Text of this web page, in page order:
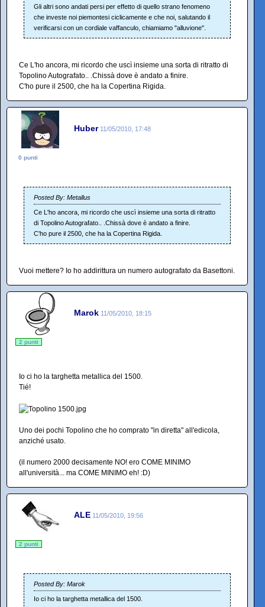
Gli altri sono andati persi per effetto di quello strano fenomeno
che investe noi piemontesi ciclicamente e che noi, salutando il
verificarsi con un cordiale vaffanculo, chiamiamo "alluvione".
Ce L'ho ancora, mi ricordo che uscì insieme una sorta di ritratto di
Topolino Autografato.. .Chissà dove è andato a finire.
C'ho pure il 2500, che ha la Copertina Rigida.
Huber 11/05/2010, 17:48
0 punti
Posted By: Metallus
Ce L'ho ancora, mi ricordo che uscì insieme una sorta di ritratto
di Topolino Autografato.. .Chissà dove è andato a finire.
C'ho pure il 2500, che ha la Copertina Rigida.
Vuoi mettere? Io ho addirittura un numero autografato da Basettoni.
Marok 11/05/2010, 18:15
2 punti
Io ci ho la targhetta metallica del 1500.
Tié!
Uno dei pochi Topolino che ho comprato "in diretta" all'edicola,
anziché usato.
(il numero 2000 decisamente NO! ero COME MINIMO
all'università... ma COME MINIMO eh! :D)
ALE 11/05/2010, 19:56
2 punti
Posted By: Marok
Io ci ho la targhetta metallica del 1500.